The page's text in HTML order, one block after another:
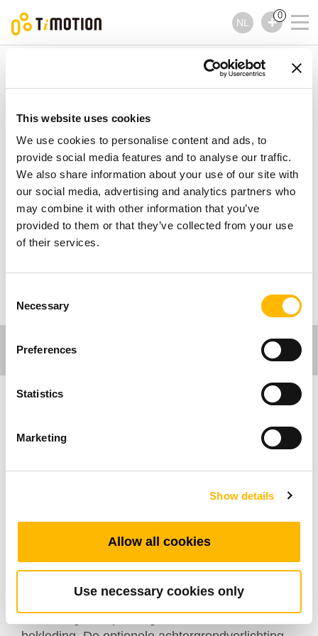
This website uses cookies
We use cookies to personalise content and ads, to
provide social media features and to analyse our traffic.
We also share information about your use of our site with
our social media, advertising and analytics partners who
may combine it with other information that you’ve
provided to them or that they’ve collected from your use
of their services.
Selection
Necessary
Preferences
Statistics
Marketing
Show details
Allow all cookies
Use necessary cookies only
NL
0
TH16 Series
TH16 Series
Handbedieningen
ontworpen voor de woningmeubelsector. Op
relaxstoelen te worden ingebouwd, wat zorgt
voor een fraaie en ononderbroken esthetiek. Met
tot vier responsieve knoppen en directe
snijondersteuning biedt het betrouwbare en